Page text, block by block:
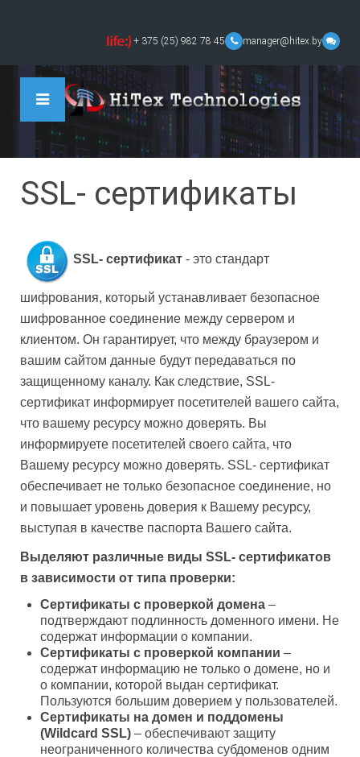
+ 375 (25) 982 78 45 manager@hitex.by
SSL- сертификаты
SSL- сертификат - это стандарт
шифрования, который устанавливает безопасное
шифрованное соединение между сервером и
клиентом. Он гарантирует, что между браузером и
вашим сайтом данные будут передаваться по
защищенному каналу. Как следствие, SSL-
сертификат информирует посетителей вашего сайта,
что вашему ресурсу можно доверять. Вы
информируете посетителей своего сайта, что
Вашему ресурсу можно доверять. SSL- сертификат
обеспечивает не только безопасное соединение, но
и повышает уровень доверия к Вашему ресурсу,
выступая в качестве паспорта Вашего сайта.
Выделяют различные виды SSL- сертификатов
в зависимости от типа проверки:
Сертификаты с проверкой домена –
подтверждают подлинность доменного имени. Не
содержат информации о компании.
Сертификаты с проверкой компании –
содержат информацию не только о домене, но и
о компании, которой выдан сертификат.
Пользуются большим доверием у пользователей.
Сертификаты на домен и поддомены
(Wildcard SSL) – обеспечивают защиту
неограниченного количества субдоменов одним